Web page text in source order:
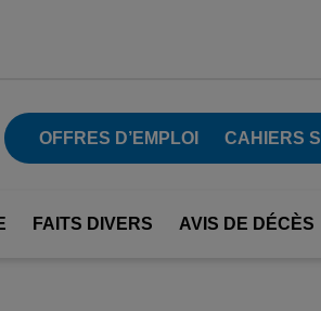
OFFRES D’EMPLOI CAHIERS
FAITS DIVERS AVIS DE DÉCÈS